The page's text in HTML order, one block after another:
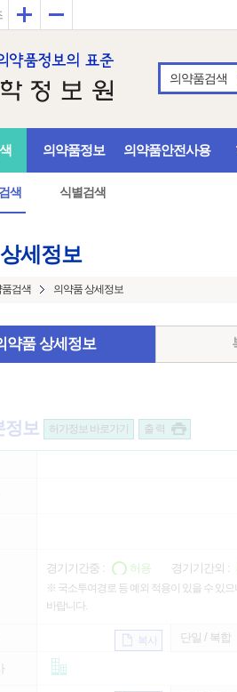
확대
의약품검색
색 식별검색
의약품정보 의약품안전사용
세정보
품검색 의약품 상세정보
약품 상세정보
정보 허가정보 바로가기 출 력
경기기간중 : 허용 경기기간외 :
※ 국소투여경로 등 예외 적용이 있을 수 있
바랍니다.
복사 단일 / 복합